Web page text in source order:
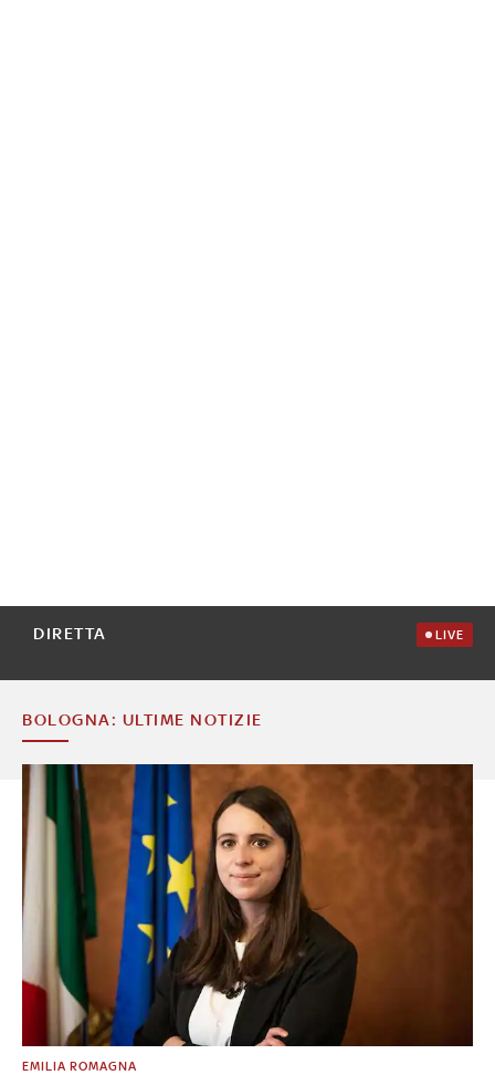
DIRETTA LIVE
BOLOGNA: ULTIME NOTIZIE
EMILIA ROMAGNA